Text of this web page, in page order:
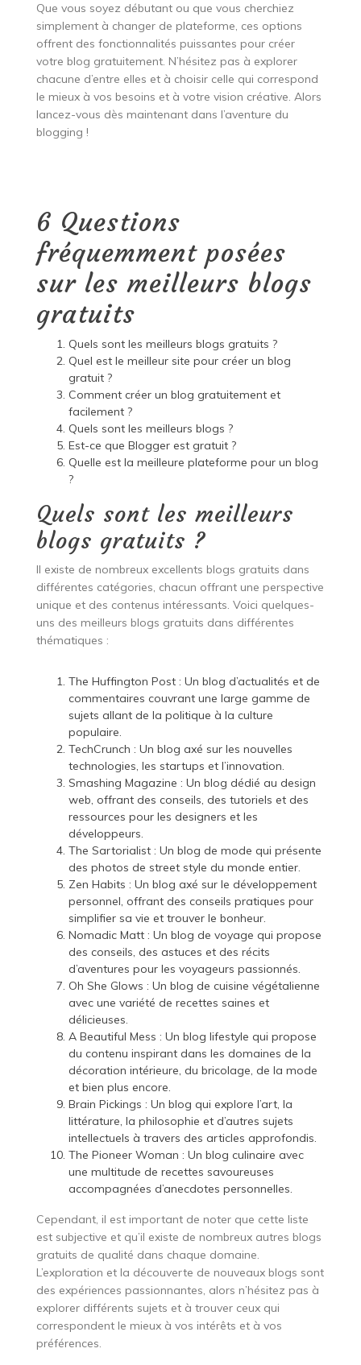
Que vous soyez débutant ou que vous cherchiez
simplement à changer de plateforme, ces options
offrent des fonctionnalités puissantes pour créer
votre blog gratuitement. N’hésitez pas à explorer
chacune d’entre elles et à choisir celle qui correspond
le mieux à vos besoins et à votre vision créative. Alors
lancez-vous dès maintenant dans l’aventure du
blogging !
6 Questions
fréquemment posées
sur les meilleurs blogs
gratuits
Quels sont les meilleurs blogs gratuits ?
Quel est le meilleur site pour créer un blog
gratuit ?
Comment créer un blog gratuitement et
facilement ?
Quels sont les meilleurs blogs ?
Est-ce que Blogger est gratuit ?
Quelle est la meilleure plateforme pour un blog
?
Quels sont les meilleurs
blogs gratuits ?
Il existe de nombreux excellents blogs gratuits dans
différentes catégories, chacun offrant une perspective
unique et des contenus intéressants. Voici quelques-
uns des meilleurs blogs gratuits dans différentes
thématiques :
The Huffington Post : Un blog d’actualités et de
commentaires couvrant une large gamme de
sujets allant de la politique à la culture
populaire.
TechCrunch : Un blog axé sur les nouvelles
technologies, les startups et l’innovation.
Smashing Magazine : Un blog dédié au design
web, offrant des conseils, des tutoriels et des
ressources pour les designers et les
développeurs.
The Sartorialist : Un blog de mode qui présente
des photos de street style du monde entier.
Zen Habits : Un blog axé sur le développement
personnel, offrant des conseils pratiques pour
simplifier sa vie et trouver le bonheur.
Nomadic Matt : Un blog de voyage qui propose
des conseils, des astuces et des récits
d’aventures pour les voyageurs passionnés.
Oh She Glows : Un blog de cuisine végétalienne
avec une variété de recettes saines et
délicieuses.
A Beautiful Mess : Un blog lifestyle qui propose
du contenu inspirant dans les domaines de la
décoration intérieure, du bricolage, de la mode
et bien plus encore.
Brain Pickings : Un blog qui explore l’art, la
littérature, la philosophie et d’autres sujets
intellectuels à travers des articles approfondis.
The Pioneer Woman : Un blog culinaire avec
une multitude de recettes savoureuses
accompagnées d’anecdotes personnelles.
Cependant, il est important de noter que cette liste
est subjective et qu’il existe de nombreux autres blogs
gratuits de qualité dans chaque domaine.
L’exploration et la découverte de nouveaux blogs sont
des expériences passionnantes, alors n’hésitez pas à
explorer différents sujets et à trouver ceux qui
correspondent le mieux à vos intérêts et à vos
préférences.